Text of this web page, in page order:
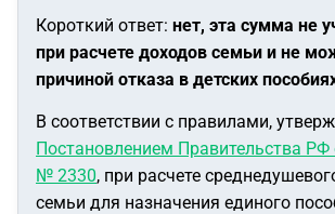
Короткий ответ: нет, эта сумма не
при расчете доходов семьи и не
причиной отказа в детских
В соответствии с правилами,
Постановлением Правительства РФ
№ 2330, при расчете
семьи для назначения единого